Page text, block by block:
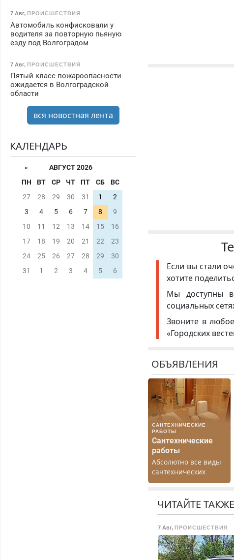
Если вы стали
хотите
Мы доступны в
социальных
Звоните в
«Городских
ОБЪЯВЛЕНИЯ
САНТЕХНИЧЕСКИЕ
РАБОТЫ
Сантехнические
работы
Абсолютно все виды
сантехнических
работ. Быстро.
Недорого.
ЧИТАЙТЕ ТАКЖЕ
7 Авг, ПРОИСШЕСТВИЯ
7 Авг, ПРОИСШЕСТВИЯ
Автомобиль конфисковали у
водителя за повторную пьяную
езду под Волгоградом
7 Авг, ПРОИСШЕСТВИЯ
Пятый класс пожароопасности
ожидается в Волгоградской
области
вся новостная лента
КАЛЕНДАРЬ
«
АВГУСТ 2026
ПН
ВТ СР ЧТ ПТ СБ
ВС
27
28 29 30 31 1
2
3
4 5 6 7 8
9
10
11 12 13 14 15
16
17
18 19 20 21 22
23
24
25 26 27 28 29
30
31
1 2 3 4 5 6